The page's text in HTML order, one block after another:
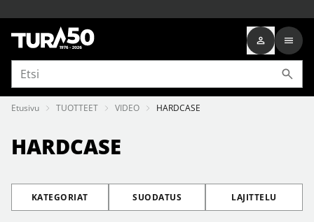
Etusivu TUOTTEET VIDEO HARDCASE
HARDCASE
KATEGORIAT SUODATUS LAJITTELU